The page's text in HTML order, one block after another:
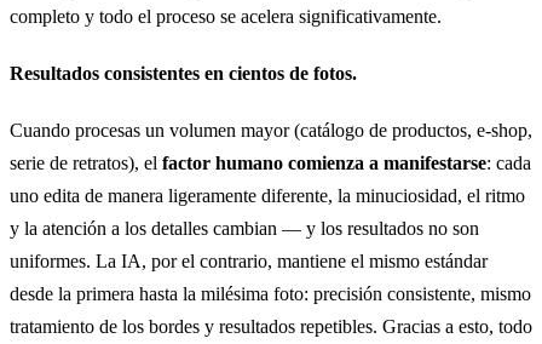
completo y todo el proceso se acelera significativamente.
Resultados consistentes en cientos de fotos.
Cuando procesas un volumen mayor (catálogo de productos, e-shop,
serie de retratos), el factor humano comienza a manifestarse: cada
uno edita de manera ligeramente diferente, la minuciosidad, el ritmo
y la atención a los detalles cambian — y los resultados no son
uniformes. La IA, por el contrario, mantiene el mismo estándar
desde la primera hasta la milésima foto: precisión consistente, mismo
tratamiento de los bordes y resultados repetibles. Gracias a esto, todo